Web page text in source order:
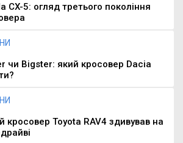
CX-5: огляд третього покоління
чи Bigster: який кросовер Dacia
кросовер Toyota RAV4 здивував на